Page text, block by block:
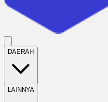
DAERAH
LAINNYA